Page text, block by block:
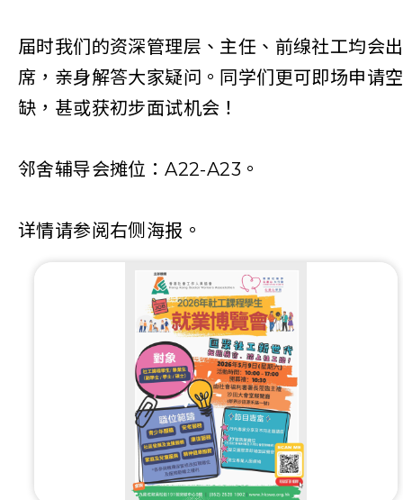
届时我们的资深管理层、主任、前缐社工均会出
席，亲身解答大家疑问。同学们更可即场申请空
缺，甚或获初步面试机会！
邻舍辅导会摊位：A22-A23 。
详情请参阅右侧海报。